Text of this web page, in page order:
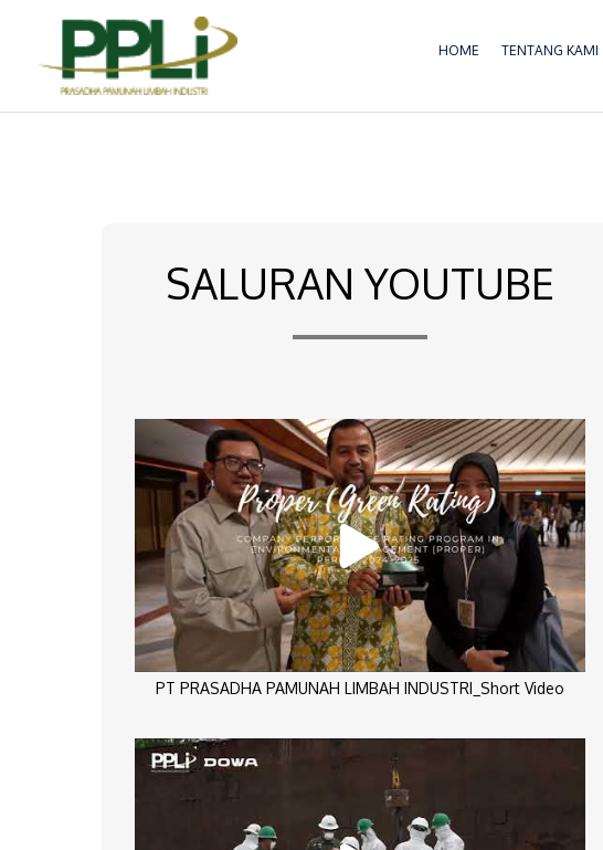
konten
HOME TENTANG KAMI
SALURAN YOUTUBE
PT PRASADHA PAMUNAH LIMBAH INDUSTRI_Short Video